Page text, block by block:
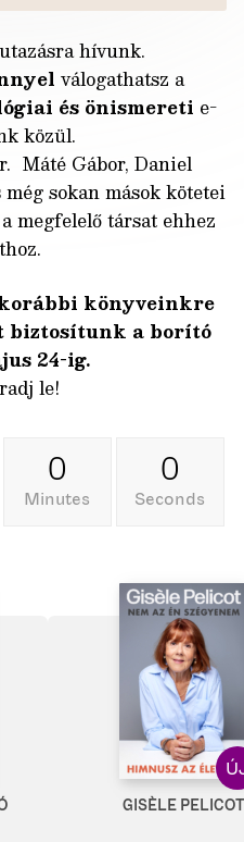
hívunk.
válogathatsz a
és önismereti e-
közül.
Máté Gábor, Daniel
sokan mások kötetei
megfelelő társat ehhez
könyveinkre
biztosítunk a borító
24-ig.
le!
0
Minutes
0
Seconds
GISÈLE PELICOT